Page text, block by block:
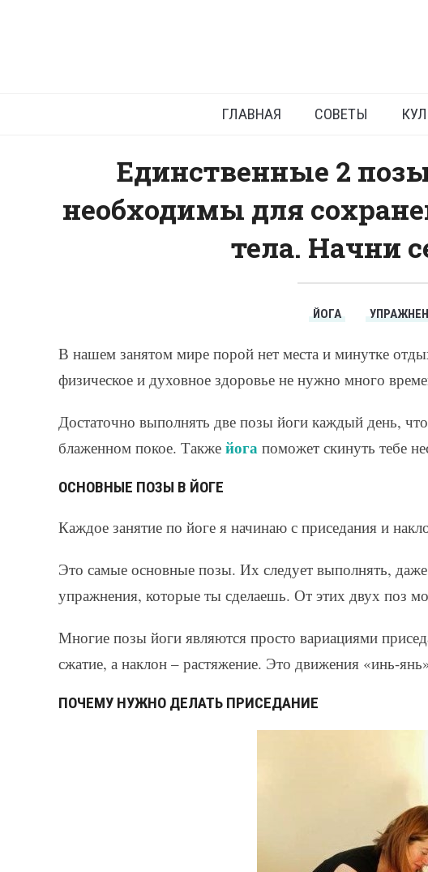
Две
ГЛАВНАЯ СОВЕТЫ
Единственные 2
необходимы для
тела. Начни
ЙОГА
В нашем занятом мире порой нет места и минутке
физическое и духовное здоровье не нужно много
Достаточно выполнять две позы йоги каждый день,
блаженном покое. Также йога поможет скинуть тебе
ОСНОВНЫЕ ПОЗЫ В ЙОГЕ
Каждое занятие по йоге я начинаю с приседания и
Это самые основные позы. Их следует выполнять, даже
упражнения, которые ты сделаешь. От этих двух поз
Многие позы йоги являются просто вариациями
сжатие, а наклон – растяжение. Это движения «инь-
ПОЧЕМУ НУЖНО ДЕЛАТЬ ПРИСЕДАНИЕ